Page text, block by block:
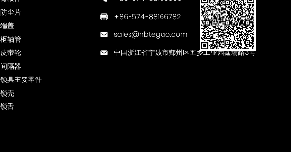
防尘片
端盖
枢轴管
皮带轮
间隔器
锁具主要零件
锁壳
锁舌
+86-574-88166782
sales@nbtegao.com
中国浙江省宁波市鄞州区五乡工业园鑫瑞路3号